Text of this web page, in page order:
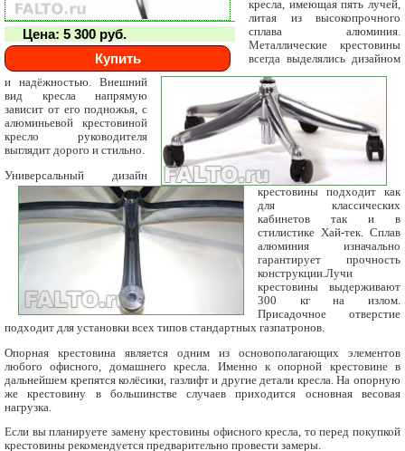
Цена: 5 300 руб.
Купить
кресла, имеющая пять лучей,
литая из высокопрочного
сплава алюминия.
Металлические крестовины
всегда выделялись дизайном
и надёжностью. Внешний
вид кресла напрямую
зависит от его подножья, с
алюминьевой крестовиной
кресло руководителя
выглядит дорого и стильно.
Универсальный дизайн
крестовины подходит как
для классических
кабинетов так и в
стилистике Хай-тек. Сплав
алюминия изначально
гарантирует прочность
конструкции.Лучи
крестовины выдерживают
300 кг на излом.
Присадочное отверстие
подходит для установки всех типов стандартных газпатронов.
Опорная крестовина является одним из основополагающих элементов
любого офисного, домашнего кресла. Именно к опорной крестовине в
дальнейшем крепятся колёсики, газлифт и другие детали кресла. На опорную
же крестовину в большинстве случаев приходится основная весовая
нагрузка.
Если вы планируете замену крестовины офисного кресла, то перед покупкой
крестовины рекомендуется предварительно провести замеры.